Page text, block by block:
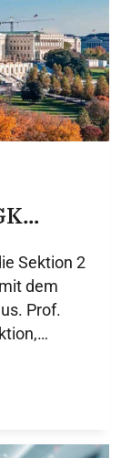
Sektion 2
dem
Prof.